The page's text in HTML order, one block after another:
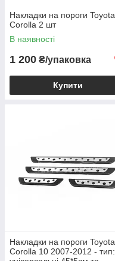
Накладки на пороги Toyota
Corolla 2 шт
В наявності
1 200 ₴/упаковка
Купити
Накладки на пороги Toyota
Corolla 10 2007-2012 - тип: